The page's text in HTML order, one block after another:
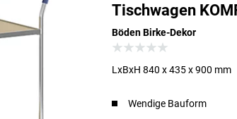
Tischwagen
Böden Birke-Dekor
LxBxH 840 x 435 x 900 mm
Wendige Bauform